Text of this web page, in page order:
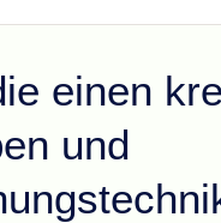
einen
und